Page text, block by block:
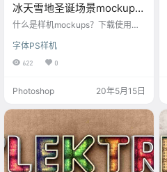
冰天雪地圣诞场景mockups
样机素材
什么是样机mockups？下载使用这
素材，快速生成提高你的工作效
率，每一个样机素材高清可印刷，
是我们精心筛选，助你打造炫酷文
足设计师对mockups样机素材的各
种需求。
字体PS样机
622 0
Photoshop 20年5月15日